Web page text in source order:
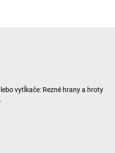
vytĺkače: Rezné hrany a hroty